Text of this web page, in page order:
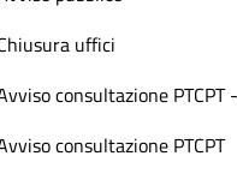
uffici
consultazione PTCPT
consultazione PTCPT